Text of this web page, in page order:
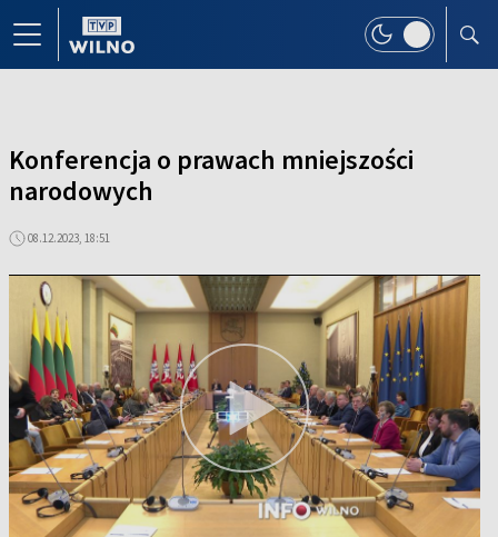
Konferencja o prawach mniejszości
narodowych
08.12.2023, 18:51